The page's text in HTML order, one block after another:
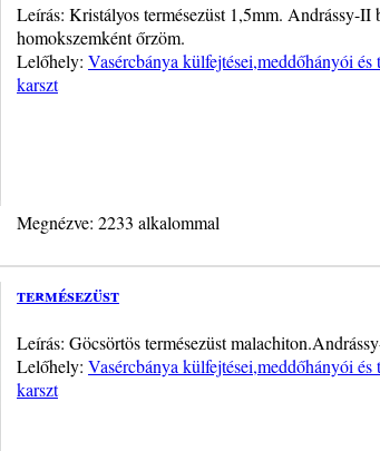
Leírás: Kristályos termésezüst 1,5mm. Andrássy-
homokszemként őrzöm.
Lelőhely: Vasércbánya külfejtései,meddőhányói
karszt
Megnézve: 2233 alkalommal
termésezüst
Leírás: Göcsörtös termésezüst
Lelőhely: Vasércbánya külfejtései,meddőhányói
karszt